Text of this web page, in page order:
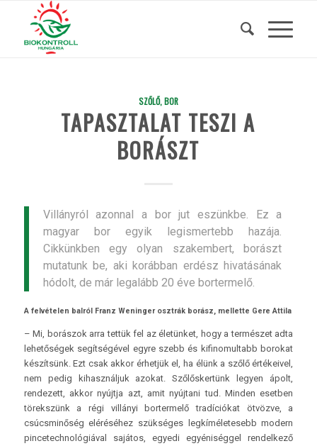
SZŐLŐ, BOR
TAPASZTALAT TESZI A
BORÁSZT
Villányról azonnal a bor jut eszünkbe. Ez a
magyar bor egyik legismertebb hazája.
Cikkünkben egy olyan szakembert, borászt
mutatunk be, aki korábban erdész hivatásának
hódolt, de már legalább 20 éve bortermelő.
A felvételen balról Franz Weninger osztrák borász, mellette Gere Attila
– Mi, borászok arra tettük fel az életünket, hogy a természet adta
lehetőségek segítségével egyre szebb és kifinomultabb borokat
készítsünk. Ezt csak akkor érhetjük el, ha élünk a szőlő értékeivel,
nem pedig kihasználjuk azokat. Szőlőskertünk legyen ápolt,
rendezett, akkor nyújtja azt, amit nyújtani tud. Minden esetben
törekszünk a régi villányi bortermelő tradíciókat ötvözve, a
csúcsminőség eléréséhez szükséges legkíméletesebb modern
pincetechnológiával sajátos, egyedi egyéniséggel rendelkező